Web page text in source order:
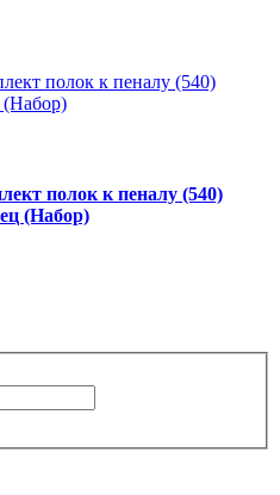
полок к пеналу (540)
(Набор)